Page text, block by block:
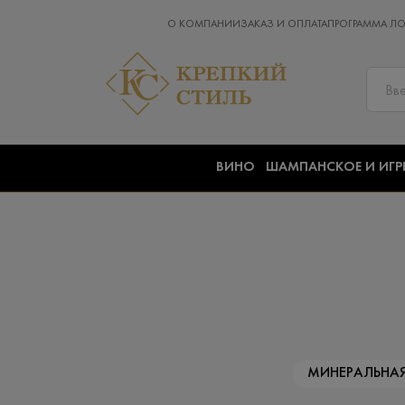
О КОМПАНИИ ЗАКАЗ И ОПЛАТАПРОГРАММА
ВИНО ШАМПАНСКОЕ И